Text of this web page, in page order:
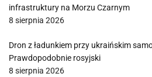
infrastruktury na Morzu Czarnym
8 sierpnia 2026
Dron z ładunkiem przy ukraińskim
Prawdopodobnie rosyjski
8 sierpnia 2026